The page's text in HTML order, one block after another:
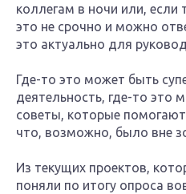
коллегам в ночи или,
это не срочно и можно
это актуально для
Где-то это может быть
деятельность, где-то это
советы, которые
что, возможно, было вне
Из текущих проектов,
поняли по итогу опроса